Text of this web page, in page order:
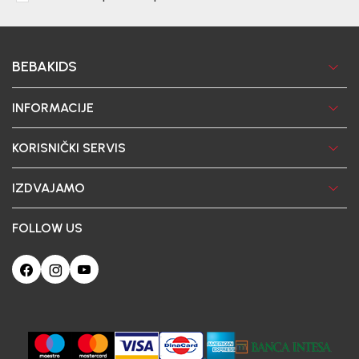
BEBAKIDS
INFORMACIJE
KORISNIČKI SERVIS
IZDVAJAMO
FOLLOW US